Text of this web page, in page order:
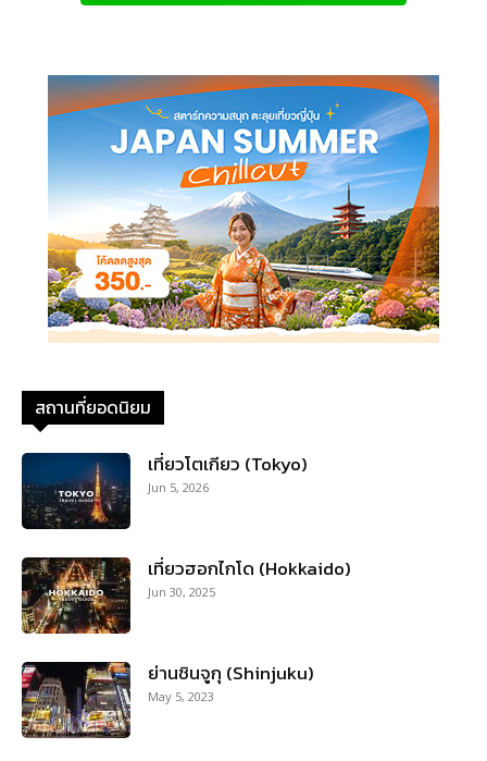
สถานที่ยอดนิยม
เที่ยวโตเกียว (Tokyo)
Jun 5, 2026
เที่ยวฮอกไกโด (Hokkaido)
Jun 30, 2025
ย่านชินจูกุ (Shinjuku)
May 5, 2023